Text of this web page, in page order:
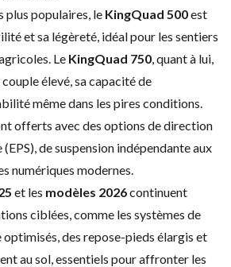
plus populaires, le KingQuad 500est
et sa légèreté, idéal pour les sentiers
Le KingQuad 750 , quant à lui,
élevé, sa capacité de
même dans les pires conditions.
offerts avec des options de direction
de suspension indépendante aux
numériques modernes.
et les modèles 2026continuent
ciblées, comme les systèmes de
optimisés, des repose-pieds élargis et
au sol, essentiels pour affronter les